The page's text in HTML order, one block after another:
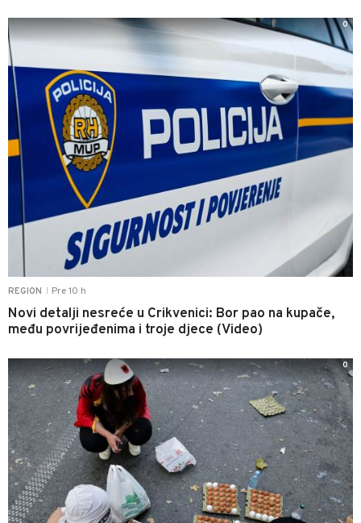
REGION Pre 10 h
Novi detalji nesreće u Crikvenici: Bor pao na kupače,
među povrijeđenima i troje djece (Video)
0
0